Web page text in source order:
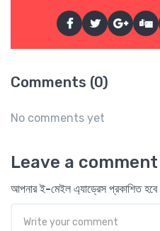
Comments (0)
No comments yet
Leave a comment
আপনার ই-মেইল এ্যাড্রেস প্রকাশিত